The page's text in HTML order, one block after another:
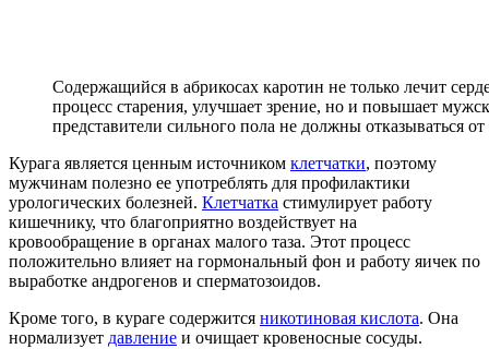
Содержащийся в абрикосах каротин не только лечит
процесс старения, улучшает зрение, но и повышает
представители сильного пола не должны отказываться от
Курага является ценным источником клетчатки, поэтому
мужчинам полезно ее употреблять для профилактики
урологических болезней. Клетчатка стимулирует работу
кишечнику, что благоприятно воздействует на
кровообращение в органах малого таза. Этот процесс
положительно влияет на гормональный фон и работу яичек по
выработке андрогенов и сперматозоидов.
Кроме того, в кураге содержится никотиновая кислота. Она
нормализует давление и очищает кровеносные сосуды.